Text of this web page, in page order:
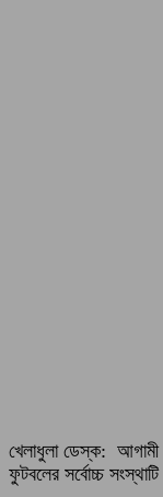
খেলাধুলা ডেস্ক: আগামী
ফুটবলের সর্বোচ্চ